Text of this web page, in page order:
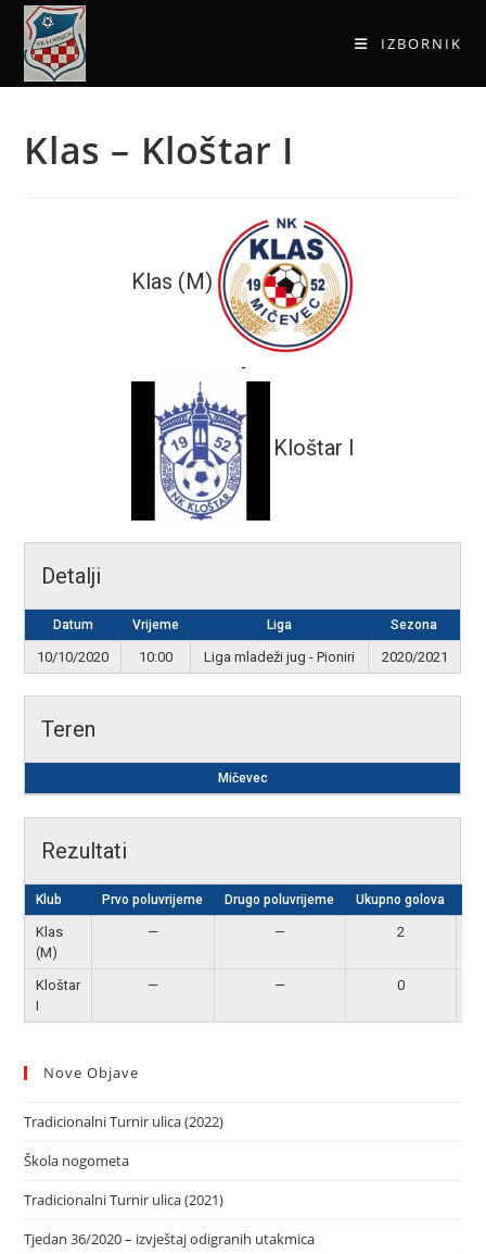
IZBORNIK
Klas – Kloštar I
Klas (M)
-
Kloštar I
Detalji
Datum Vrijeme Liga Sezona
10/10/2020 10:00 Liga mladeži jug - Pioniri 2020/2021
Teren
Mičevec
Rezultati
Klub Prvo poluvrijeme Drugo poluvrijeme Ukupno golova
Klas
(M)
— — 2
Kloštar
I
— — 0
Nove Objave
Tradicionalni Turnir ulica (2022)
Škola nogometa
Tradicionalni Turnir ulica (2021)
Tjedan 36/2020 – izvještaj odigranih utakmica